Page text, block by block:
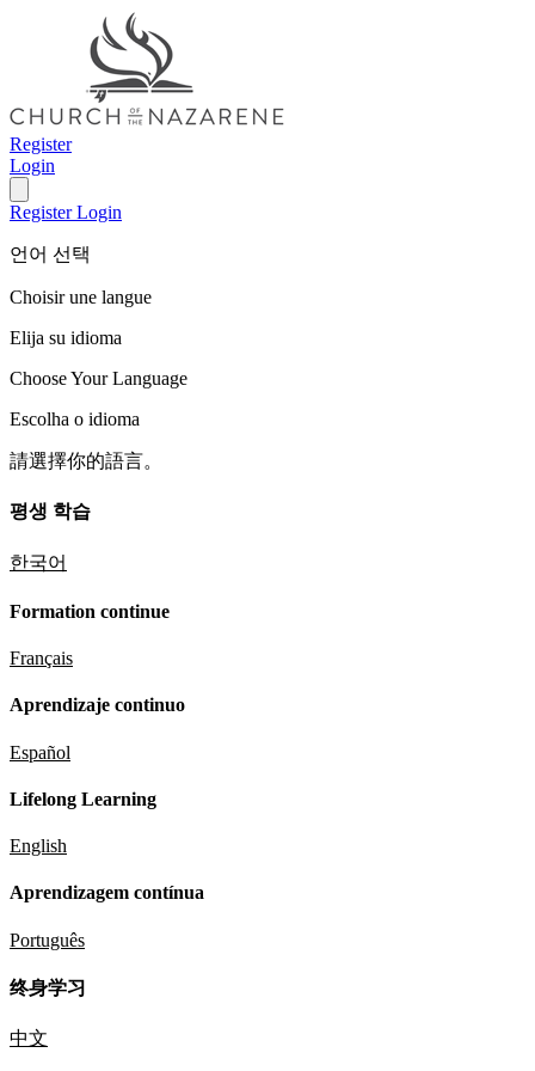
Register
Login
RegisterLogin
언어 선택
Choisir une langue
Elija su idioma
Choose Your Language
Escolha o idioma
請選擇你的語言。
평생 학습
한국어
Formation continue
Français
Aprendizaje continuo
Español
Lifelong Learning
English
Aprendizagem contínua
Português
终身学习
中文